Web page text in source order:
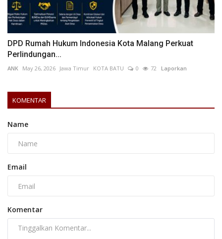
DPD Rumah Hukum Indonesia Kota Malang Perkuat
Perlindungan...
ANK May 26, 2026 Jawa Timur KOTA BATU 0 72 Laporkan
KOMENTAR
Name
Email
Komentar